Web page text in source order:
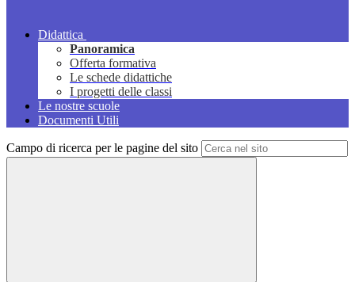
Didattica
Panoramica
Offerta formativa
Le schede didattiche
I progetti delle classi
Le nostre scuole
Documenti Utili
Campo di ricerca per le pagine del sito